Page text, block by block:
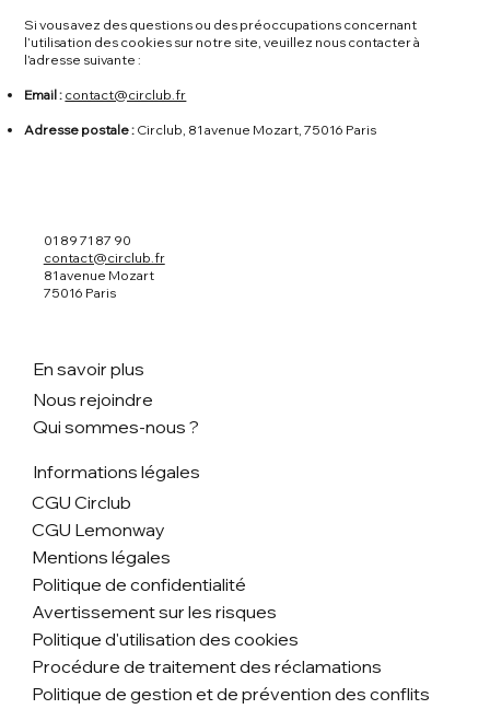
Si vous avez des questions ou des préoccupations concernant
l’utilisation des cookies sur notre site, veuillez nous contacter à
l’adresse suivante :
Email : contact@circlub.fr
Adresse postale : Circlub, 81 avenue Mozart, 75016 Paris
01 89 71 87 90
contact@circlub.fr
81 avenue Mozart
75016 Paris
En savoir plus
Nous rejoindre
Qui sommes-nous ?
Informations légales
CGU Circlub
CGU Lemonway
Mentions légales
Politique de confidentialité
Avertissement sur les risques
Politique d'utilisation des cookies
Procédure de traitement des réclamations
Politique de gestion et de prévention des conflits